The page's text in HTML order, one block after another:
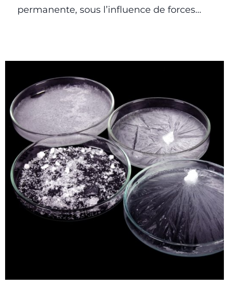
permanente, sous l’influence de forces…